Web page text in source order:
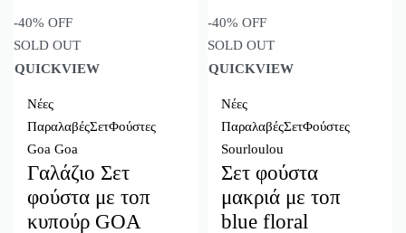
-40% OFF
SOLD OUT
QUICKVIEW
Νέες
ΠαραλαβέςΣετΦούστες
Goa Goa
Γαλάζιο Σετ
φούστα με τοπ
κυπούρ GΟA
-40% OFF
SOLD OUT
QUICKVIEW
Νέες
ΠαραλαβέςΣετΦούστες
Sourloulou
Σετ φούστα
μακριά με τοπ
blue floral